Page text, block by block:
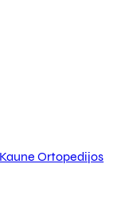
Ortopedijos